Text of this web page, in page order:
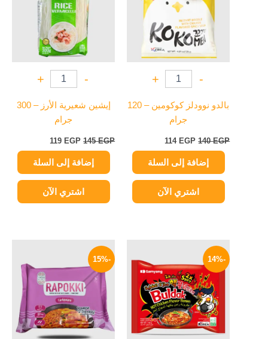
-
+
بالدو نوودلز كوكومين – 120
جرام
140EGP
114 EGP
إضافة إلى السلة
اشتري الآن
-
+
إيشين شعيرية الأرز – 300
جرام
145EGP
119 EGP
إضافة إلى السلة
اشتري الآن
-14%
هو:
150 EGP.
هو:
129 EGP.
-15%
هو:
234 EGP.